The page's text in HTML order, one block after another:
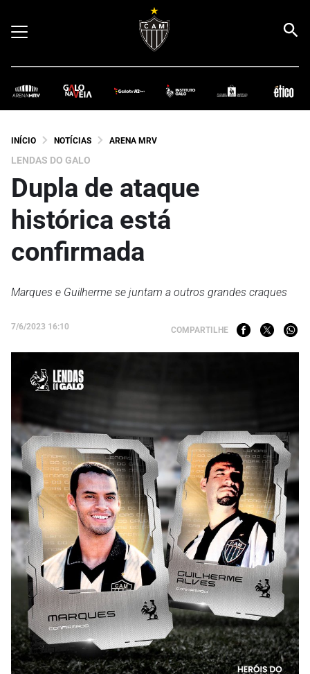
INÍCIO NOTÍCIAS ARENA MRV
LENDAS DO GALO
Dupla de ataque
histórica está
confirmada
Marques e Guilherme se juntam a outros grandes craques
7/6/2023 16:10 COMPARTILHE